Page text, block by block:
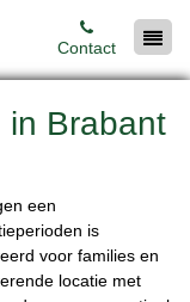
Contact
in Brabant
een
is
voor families en
locatie met